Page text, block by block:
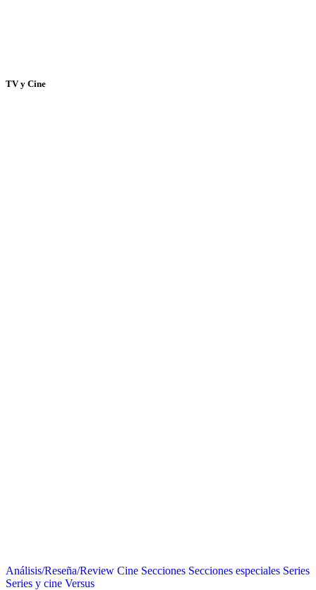
TV y Cine
Análisis/Reseña/Review Cine Secciones Secciones especiales Series
Series y cine Versus